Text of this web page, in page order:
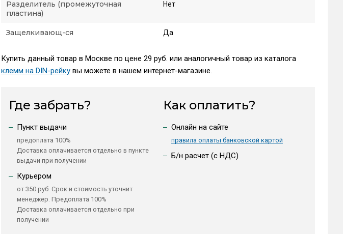
Разделитель (промежуточная
пластина)
Нет
Защелкивающ-ся Да
Купить данный товар в Москве по цене 29 руб. или аналогичный товар из каталога
клемм на DIN-рейкувы можете в нашем интернет-магазине.
Где забрать?
Пункт выдачи
предоплата 100%
Доставка оплачивается отдельно в пункте
выдачи при получении
Курьером
от 350 руб. Срок и стоимость уточнит
менеджер. Предоплата 100%
Доставка оплачивается отдельно при
получении
Как оплатить?
Онлайн на сайте
правила оплаты банковской картой
Б/н расчет (c НДС)